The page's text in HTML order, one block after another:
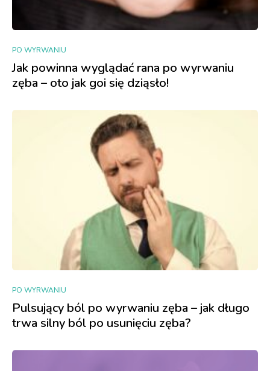
PO WYRWANIU
Jak powinna wyglądać rana po wyrwaniu
zęba – oto jak goi się dziąsło!
PO WYRWANIU
Pulsujący ból po wyrwaniu zęba – jak długo
trwa silny ból po usunięciu zęba?